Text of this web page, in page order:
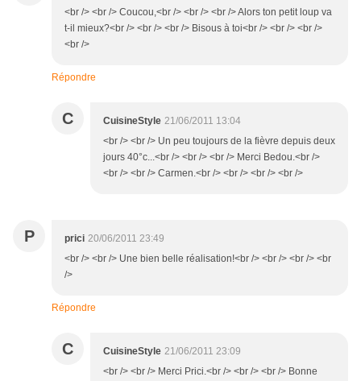
<br /> <br /> Coucou,<br /> <br /> <br /> Alors ton petit loup va
t-il mieux?<br /> <br /> <br /> Bisous à toi<br /> <br /> <br />
<br />
Répondre
C CuisineStyle 21/06/2011 13:04
<br /> <br /> Un peu toujours de la fièvre depuis deux
jours 40°c...<br /> <br /> <br /> Merci Bedou.<br />
<br /> <br /> Carmen.<br /> <br /> <br /> <br />
P prici 20/06/2011 23:49
<br /> <br /> Une bien belle réalisation!<br /> <br /> <br /> <br
/>
Répondre
C CuisineStyle 21/06/2011 23:09
<br /> <br /> Merci Prici.<br /> <br /> <br /> Bonne